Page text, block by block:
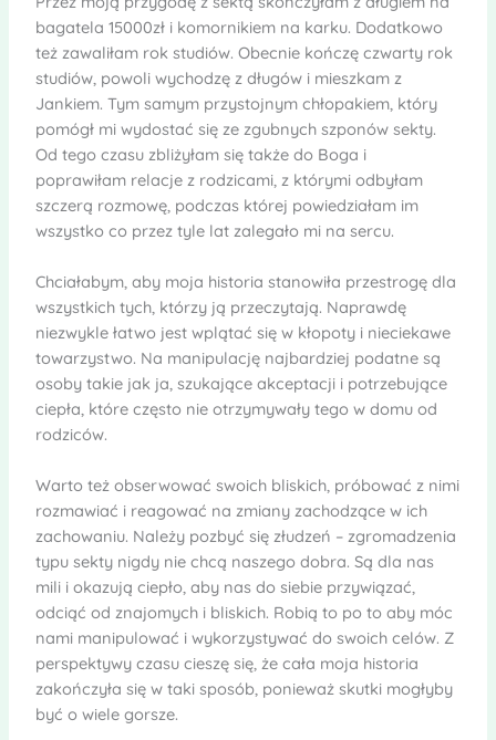
bagatela 15000zł i komornikiem na karku. Dodatkowo
też zawaliłam rok studiów. Obecnie kończę czwarty rok
studiów, powoli wychodzę z długów i mieszkam z
Jankiem. Tym samym przystojnym chłopakiem, który
pomógł mi wydostać się ze zgubnych szponów sekty.
Od tego czasu zbliżyłam się także do Boga i
poprawiłam relacje z rodzicami, z którymi odbyłam
szczerą rozmowę, podczas której powiedziałam im
wszystko co przez tyle lat zalegało mi na sercu.
Chciałabym, aby moja historia stanowiła przestrogę dla
wszystkich tych, którzy ją przeczytają. Naprawdę
niezwykle łatwo jest wplątać się w kłopoty i nieciekawe
towarzystwo. Na manipulację najbardziej podatne są
osoby takie jak ja, szukające akceptacji i potrzebujące
ciepła, które często nie otrzymywały tego w domu od
rodziców.
Warto też obserwować swoich bliskich, próbować z nimi
rozmawiać i reagować na zmiany zachodzące w ich
zachowaniu. Należy pozbyć się złudzeń – zgromadzenia
typu sekty nigdy nie chcą naszego dobra. Są dla nas
mili i okazują ciepło, aby nas do siebie przywiązać,
odciąć od znajomych i bliskich. Robią to po to aby móc
nami manipulować i wykorzystywać do swoich celów. Z
perspektywy czasu cieszę się, że cała moja historia
zakończyła się w taki sposób, ponieważ skutki mogłyby
być o wiele gorsze.